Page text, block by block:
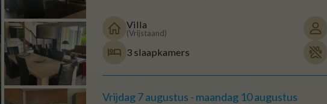
Villa
(Vrijstaand)
3 slaapkamers
Vrijdag 7 augustus - maandag 10 augustus